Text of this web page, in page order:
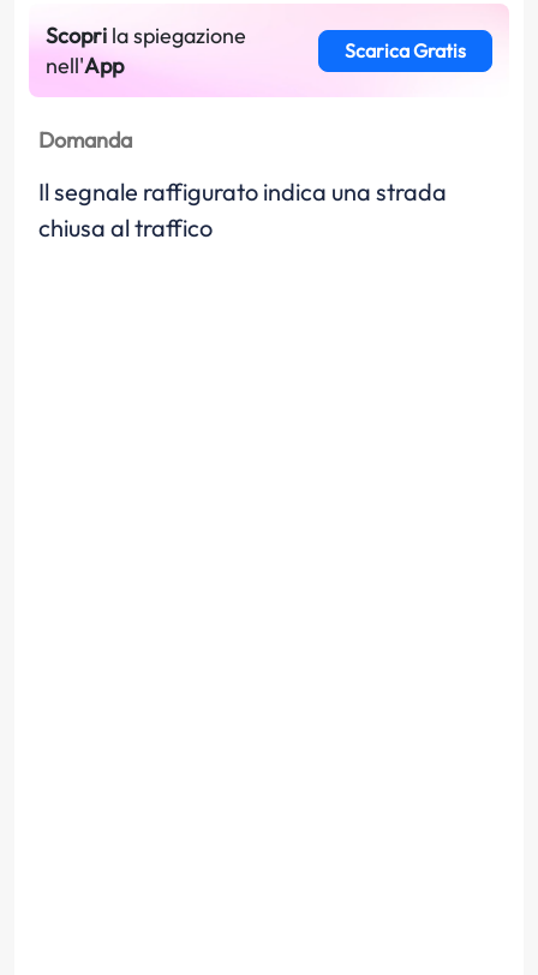
Scopri la spiegazione
nell'App
Scarica Gratis
Domanda
Il segnale raffigurato indica una strada
chiusa al traffico